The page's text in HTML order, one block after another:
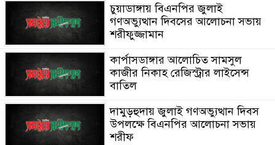
চুয়াডাঙ্গায় বিএনপির জুলাই
গণঅভ্যুত্থান দিবসের আলোচনা সভায়
শরীফুজ্জামান
কার্পাসডাঙ্গার আলোচিত সামসুল
কাজীর নিকাহ রেজিস্ট্রার লাইসেন্স
বাতিল
দামুড়হুদায় জুলাই গণঅভ্যুত্থান দিবস
উপলক্ষে বিএনপির আলোচনা সভায়
শরীফ